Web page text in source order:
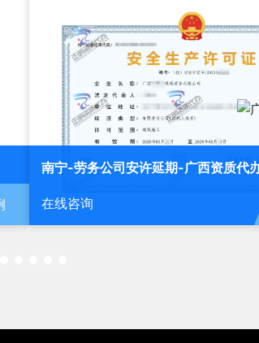
北海-运输公司安许新办-广西资质
在线咨询